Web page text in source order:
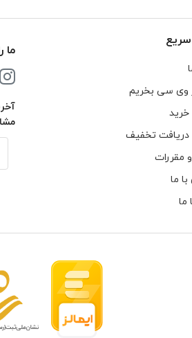
وی سی بخریم
خرید
دریافت تخفیف
مقررات
ما
ما
ما
مخصوص دوربین های مدار بسته در